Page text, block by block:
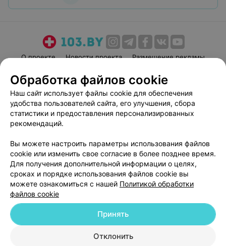
О проекте Новости проекта
Размещение рекламы
Пользовательское соглашение
Способы оплаты
Вакансии
Партнеры
Написать руководителю 103.by
Персональные настройки cookie
Обработка персональных данных
© 2026 ООО «Артокс Лаб», УНП 191700409| 220012, Республика Беларусь,
г. Минск, улица Толбухина, 2, пом. 16 | help@103.by
Обработка файлов cookie
Наш сайт использует файлы cookie для обеспечения
удобства пользователей сайта, его улучшения, сбора
статистики и предоставления персонализированных
рекомендаций.
Вы можете настроить параметры использования файлов
cookie или изменить свое согласие в более позднее время.
Для получения дополнительной информации о целях,
сроках и порядке использования файлов cookie вы
можете ознакомиться с нашей Политикой обработки
файлов cookie
Отклонить
Принять